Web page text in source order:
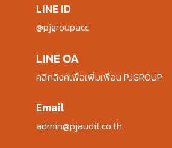
LINE ID
@pjgroupacc
LINE OA
คลิกลิงค์เพื่อเพิ่มเพื่อน PJGROUP
Email
admin@pjaudit.co.th